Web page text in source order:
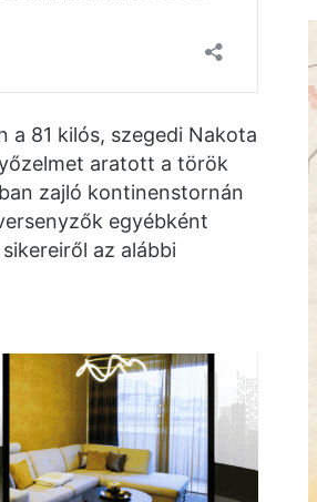
a 81 kilós, szegedi Nakota
aratott a török
zajló kontinenstornán
egyébként
az alábbi